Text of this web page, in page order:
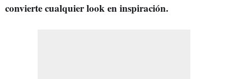
convierte cualquier look en inspiración.